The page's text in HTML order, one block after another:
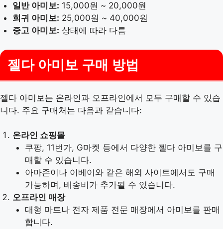
일반 아미보: 15,000원 ~ 20,000원
희귀 아미보: 25,000원 ~ 40,000원
중고 아미보: 상태에 따라 다름
젤다 아미보 구매 방법
젤다 아미보는 온라인과 오프라인에서 모두 구매할 수 있습
니다. 주요 구매처는 다음과 같습니다:
온라인 쇼핑몰
쿠팡, 11번가, G마켓 등에서 다양한 젤다 아미보를 구
매할 수 있습니다.
아마존이나 이베이와 같은 해외 사이트에서도 구매
가능하며, 배송비가 추가될 수 있습니다.
오프라인 매장
대형 마트나 전자 제품 전문 매장에서 아미보를 판매
합니다.